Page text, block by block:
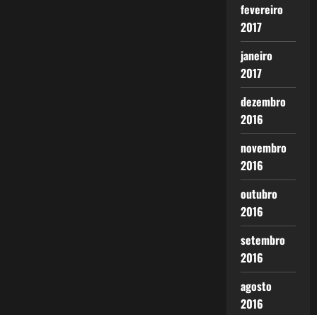
fevereiro
2017
janeiro
2017
dezembro
2016
novembro
2016
outubro
2016
setembro
2016
agosto
2016